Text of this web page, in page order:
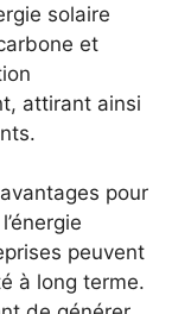
solaire
et
attirant ainsi
pour
peuvent
à long terme.